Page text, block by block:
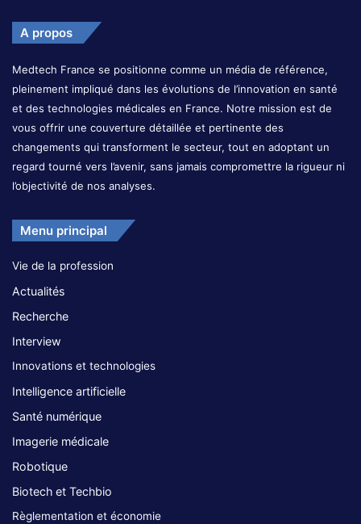
A propos
Medtech France se positionne comme un média de référence,
pleinement impliqué dans les évolutions de l’innovation en santé
et des technologies médicales en France. Notre mission est de
vous offrir une couverture détaillée et pertinente des
changements qui transforment le secteur, tout en adoptant un
regard tourné vers l’avenir, sans jamais compromettre la rigueur ni
l’objectivité de nos analyses.
Menu principal
Vie de la profession
Actualités
Recherche
Interview
Innovations et technologies
Intelligence artificielle
Santé numérique
Imagerie médicale
Robotique
Biotech et Techbio
Règlementation et économie